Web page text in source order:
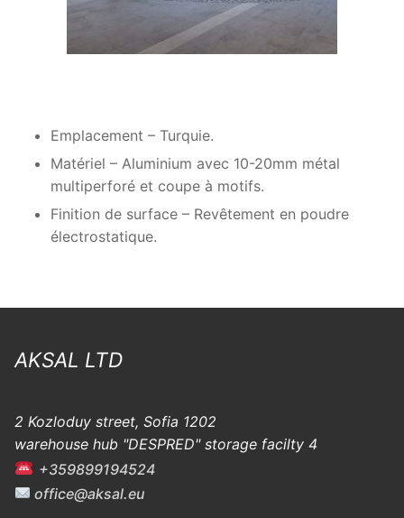
Emplacement – Turquie.
Matériel – Aluminium avec 10-20mm métal
multiperforé et coupe à motifs.
Finition de surface – Revêtement en poudre
électrostatique.
AKSAL LTD
2 Kozloduy street, Sofia 1202
warehouse hub "DESPRED" storage facilty 4
+359899194524
office@aksal.eu